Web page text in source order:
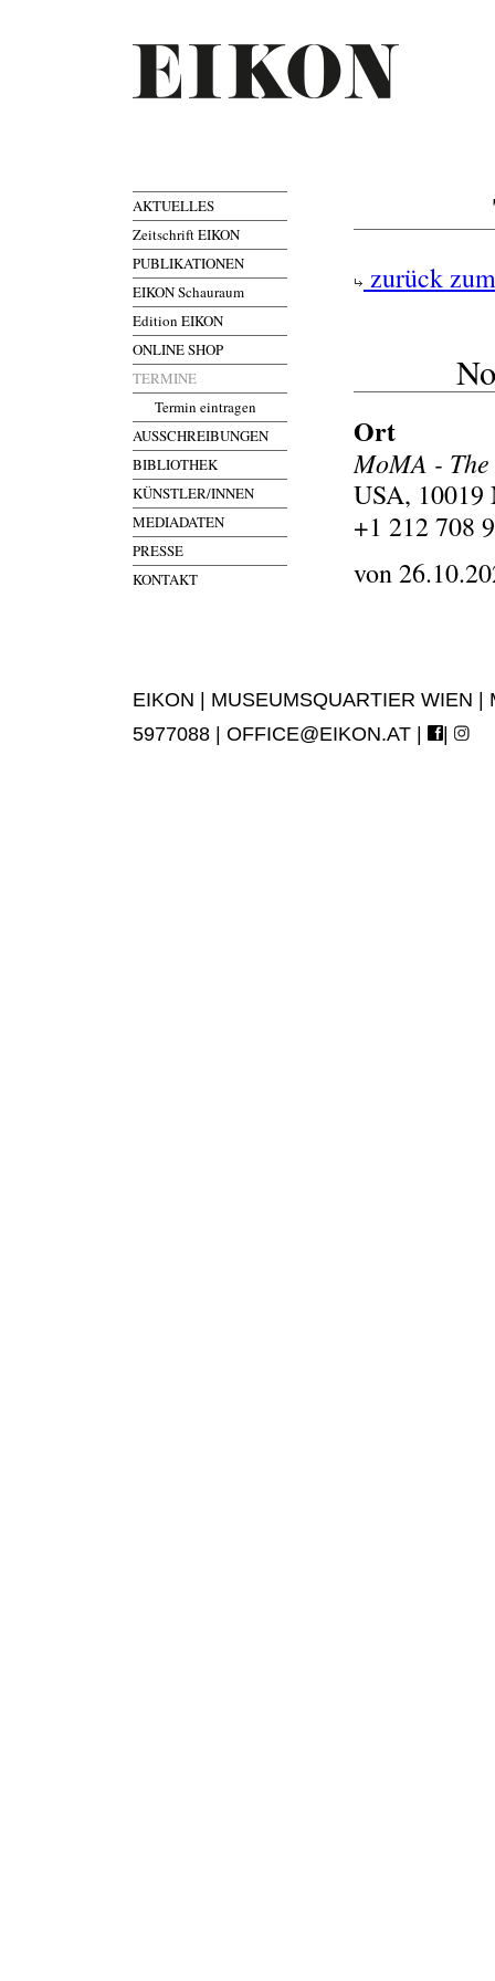
AKTUELLES
Zeitschrift EIKON
PUBLIKATIONEN
EIKON Schauraum
Edition EIKON
ONLINE SHOP
TERMINE
Termin eintragen
AUSSCHREIBUNGEN
BIBLIOTHEK
KÜNSTLER/INNEN
MEDIADATEN
PRESSE
KONTAKT
zurück
Ort
MoMA -
USA, 10019
+1 212 708
von
EIKON | MUSEUMSQUARTIER WIEN
5977088 | OFFICE@EIKON.AT | |